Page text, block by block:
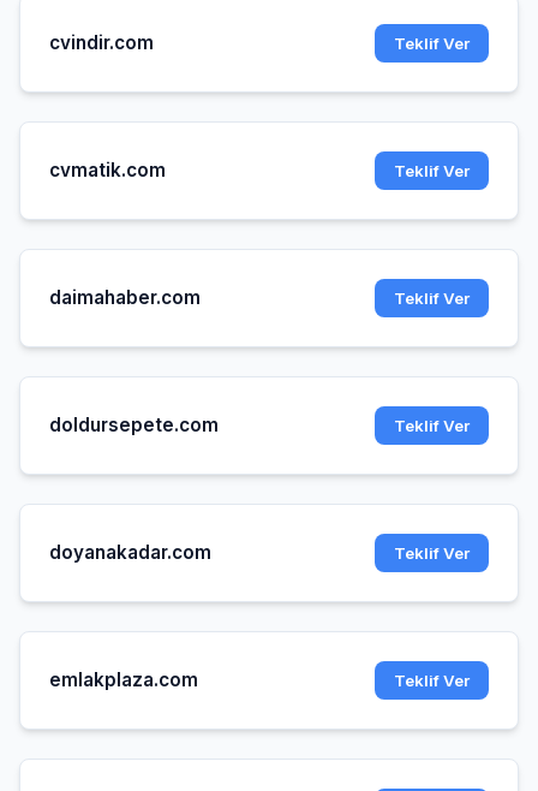
cvindir.com Teklif Ver
cvmatik.com Teklif Ver
daimahaber.com Teklif Ver
doldursepete.com Teklif Ver
doyanakadar.com Teklif Ver
emlakplaza.com Teklif Ver